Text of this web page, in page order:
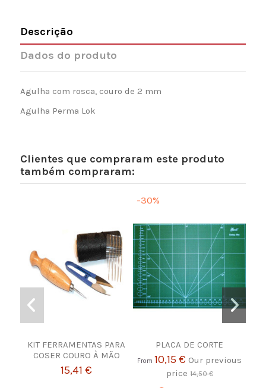
Descrição
Dados do produto
Agulha com rosca, couro de 2 mm
Agulha Perma Lok
Clientes que compraram este produto
também compraram:
KIT FERRAMENTAS PARA
COSER COURO À MÃO
15,41 €
-30%
PLACA DE CORTE
From 10,15 € Our previous
price 14,50 €